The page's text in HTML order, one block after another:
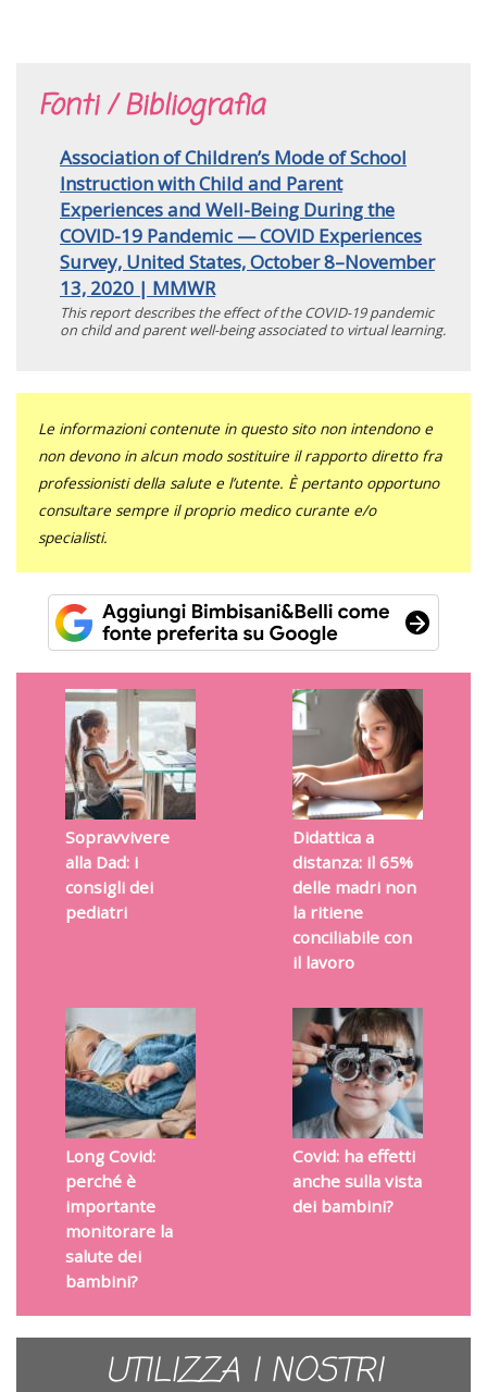
Fonti / Bibliografia
Association of Children’s Mode of School
Instruction with Child and Parent
Experiences and Well-Being During the
COVID-19 Pandemic — COVID Experiences
Survey, United States, October 8–November
13, 2020 | MMWR
This report describes the effect of the COVID-19 pandemic
on child and parent well-being associated to virtual learning.
Le informazioni contenute in questo sito non intendono e
non devono in alcun modo sostituire il rapporto diretto fra
professionisti della salute e l’utente. È pertanto opportuno
consultare sempre il proprio medico curante e/o
specialisti.
Sopravvivere
alla Dad: i
consigli dei
pediatri
Didattica a
distanza: il 65%
delle madri non
la ritiene
conciliabile con
il lavoro
Long Covid:
perché è
importante
monitorare la
salute dei
bambini?
Covid: ha effetti
anche sulla vista
dei bambini?
UTILIZZA I NOSTRI